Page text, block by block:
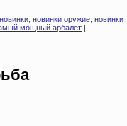
новинки оружие новинки
мощный арбалет |